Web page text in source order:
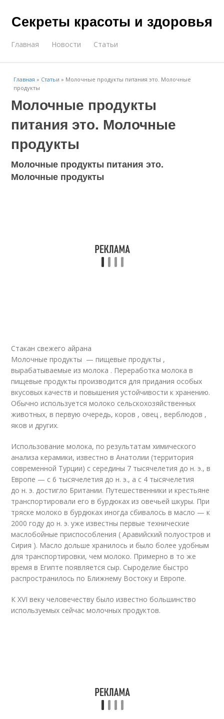
Секреты красоты и здоровья
Главная Новости Статьи
Главная » Статьи » Молочные продукты питания это. Молочные
продукты
Молочные продукты
питания это. Молочные
продукты
Молочные продукты питания это.
Молочные продукты
Стакан свежего айрана
Молочные продукты — пищевые продукты ,
вырабатываемые из молока . Переработка молока в
пищевые продукты производится для придания особых
вкусовых качеств и повышения устойчивости к хранению.
Обычно используется молоко сельскохозяйственных
животных, в первую очередь, коров , овец , верблюдов ,
яков и других.
Использование молока, по результатам химического
анализа керамики, известно в Анатолии (территория
современной Турции) с середины 7 тысячелетия до н. э., в
Европе — с 6 тысячелетия до н. э., а с 4 тысячелетия
до н. э. достигло Британии. Путешественники и крестьяне
транспортировали его в бурдюках из овечьей шкуры. При
тряске молоко в бурдюках иногда сбивалось в масло — к
2000 году до н. э. уже известны первые технические
маслобойные приспособления ( Аравийский полуостров и
Сирия ). Масло дольше хранилось и было более удобным
для транспортировки, чем молоко. Примерно в то же
время в Египте появляется сыр. Сыроделие быстро
распространилось по Ближнему Востоку и Европе.
К XVI веку человечеству было известно большинство
используемых сейчас молочных продуктов.